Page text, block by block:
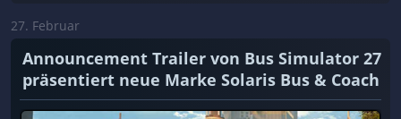
27. Februar
Announcement Trailer von Bus Simulator 27
präsentiert neue Marke Solaris Bus & Coach